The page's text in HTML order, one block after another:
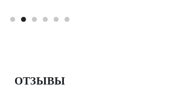
ОТЗЫВЫ